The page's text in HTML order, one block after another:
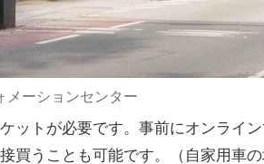
メーションセンター
ットが必要です。事前にオンライ
接買うことも可能です。（自家用車